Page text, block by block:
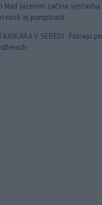
Nad jazerom začína výstavba
aj pumptrack
V SEREDI: Pátrajú po